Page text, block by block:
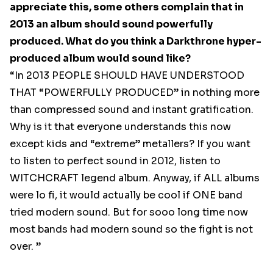
appreciate this, some others complain that in
2013 an album should sound powerfully
produced. What do you think a Darkthrone hyper-
produced album would sound like?
“In 2013 PEOPLE SHOULD HAVE UNDERSTOOD
THAT “POWERFULLY PRODUCED” in nothing more
than compressed sound and instant gratification.
Why is it that everyone understands this now
except kids and “extreme” metallers? If you want
to listen to perfect sound in 2012, listen to
WITCHCRAFT legend album. Anyway, if ALL albums
were lo fi, it would actually be cool if ONE band
tried modern sound. But for sooo long time now
most bands had modern sound so the fight is not
over. ”